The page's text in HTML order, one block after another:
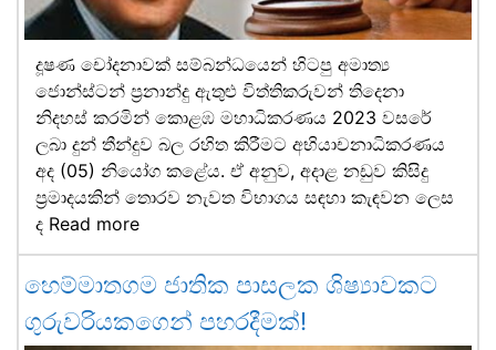
දූෂණ චෝදනාවක් සම්බන්ධයෙන් හිටපු අමාත්‍ය
ජොන්ස්ටන් ප්‍රනාන්දු ඇතුළු විත්තිකරුවන් තිදෙනා
නිදහස් කරමින් කොළඹ මහාධිකරණය 2023 වසරේ
ලබා දුන් තීන්දුව බල රහිත කිරීමට අභියාචනාධිකරණය
අද (05) නියෝග කළේය. ඒ අනුව, අදාළ නඩුව කිසිදු
ප්‍රමාදයකින් තොරව නැවත විභාගය සඳහා කැඳවන ලෙස
ද Read more
හෙම්මාතගම ජාතික පාසලක ශිෂ්‍යාවකට
ගුරුවරියකගෙන් පහරදීමක්!